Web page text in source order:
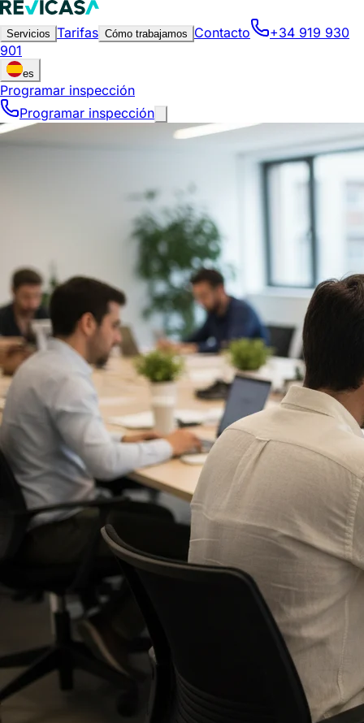
Servicios Tarifas Cómo trabajamos Contacto
+34 919 930
901
es
Programar inspección
Programar inspección